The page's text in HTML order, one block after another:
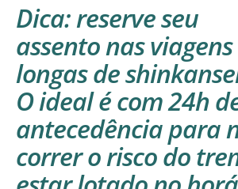
Dica: reserve seu
assento nas viagens
longas de
O ideal é com 24h
antecedência para
correr o risco do